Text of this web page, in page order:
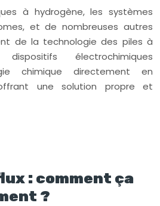
à hydrogène, les systèmes
et de nombreuses autres
de la technologie des piles à
électrochimiques
chimique directement en
une solution propre et
: comment ça
?